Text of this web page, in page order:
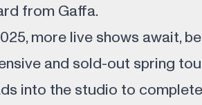
from Gaffa.
more live shows await,
and sold-out spring
into the studio to